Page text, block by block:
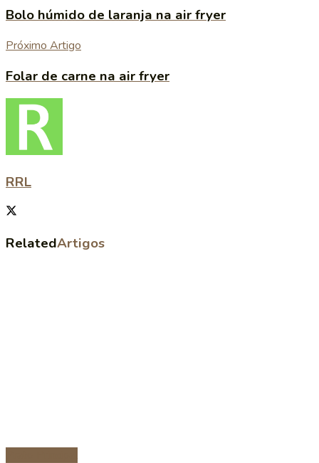
Bolo húmido de laranja na air fryer
Próximo Artigo
Folar de carne na air fryer
RRL
RelatedArtigos